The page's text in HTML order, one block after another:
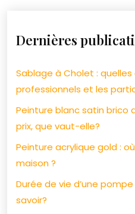
Dernières
Sablage à Cholet :
professionnels et les
Peinture blanc satin brico
prix, que vaut-elle?
Peinture acrylique gold :
maison ?
Durée de vie d’une
savoir?